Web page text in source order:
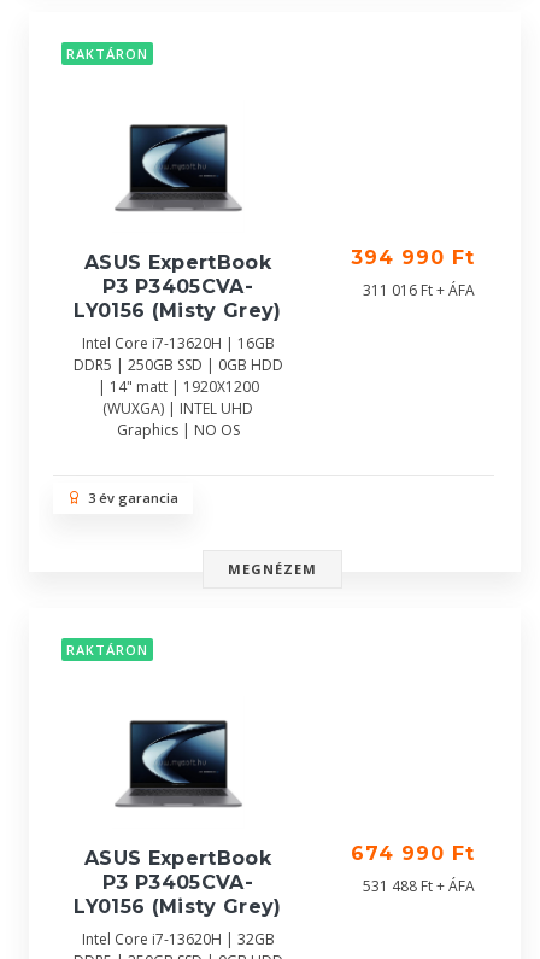
RAKTÁRON
ASUS ExpertBook
P3 P3405CVA-
LY0156 (Misty Grey)
Intel Core i7-13620H | 16GB
DDR5 | 250GB SSD | 0GB HDD
| 14" matt | 1920X1200
(WUXGA) | INTEL UHD
Graphics | NO OS
394 990 Ft
311 016 Ft + ÁFA
3 év garancia
MEGNÉZEM
RAKTÁRON
ASUS ExpertBook
P3 P3405CVA-
LY0156 (Misty Grey)
Intel Core i7-13620H | 32GB
674 990 Ft
531 488 Ft + ÁFA